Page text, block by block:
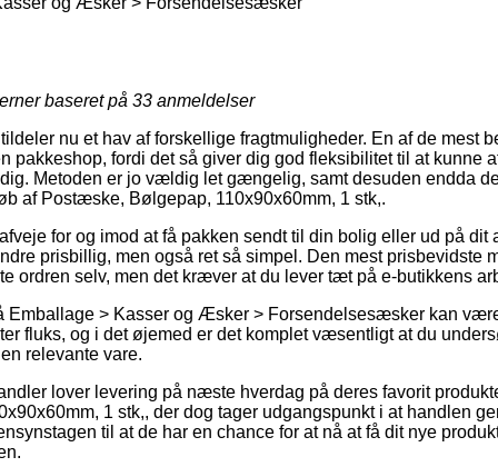
baseret på 33 anmeldelser
nu et hav af forskellige fragtmuligheder. En af de mest
pakkeshop, fordi det så giver dig god fleksibilitet til at kunne
Metoden er jo vældig let gængelig, samt desuden endda
af Postæske, Bølgepap, 110x90x60mm, 1 stk,.
for og imod at få pakken sendt til din bolig eller ud på dit
prisbillig, men også ret så simpel. Den mest prisbevidste
ordren selv, men det kræver at du lever tæt på e-butikkens
Emballage > Kasser og Æsker > Forsendelsesæsker kan
fluks, og i det øjemed er det komplet væsentligt at du
relevante vare.
lover levering på næste hverdag på deres favorit
1 stk,, der dog tager udgangspunkt i at handlen
til at de har en chance for at nå at få dit nye